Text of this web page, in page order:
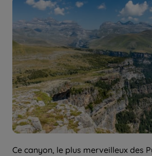
Ce canyon, le plus merveilleux des